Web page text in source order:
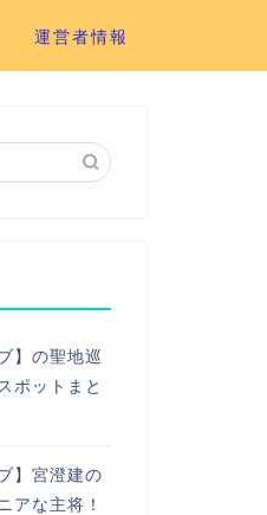
運営者情報
】の聖地巡
ポットまと
】宮澄建の
アな主将！